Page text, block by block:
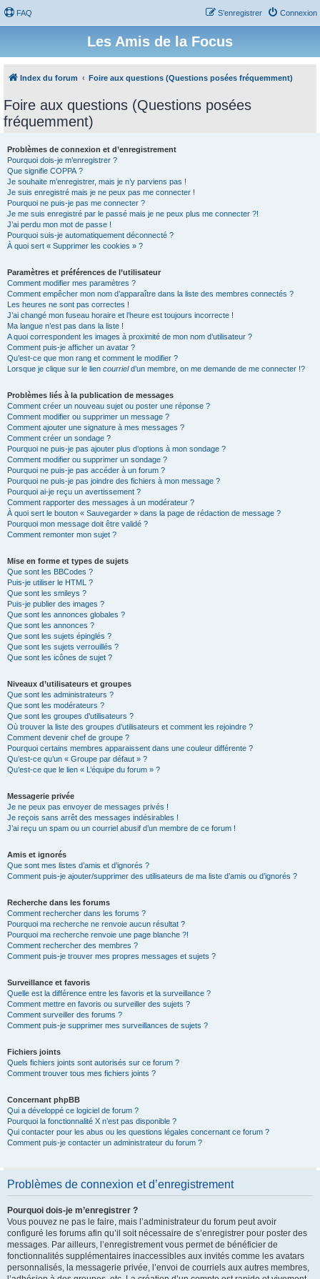
FAQ Connexion
S’enregistrer
Les Amis de la Focus
Index du forum Foire aux questions (Questions posées fréquemment)
Foire aux questions (Questions posées
fréquemment)
Problèmes de connexion et d’enregistrement
Pourquoi dois-je m’enregistrer ?
Que signifie COPPA ?
Je souhaite m’enregistrer, mais je n’y parviens pas !
Je suis enregistré mais je ne peux pas me connecter !
Pourquoi ne puis-je pas me connecter ?
Je me suis enregistré par le passé mais je ne peux plus me connecter ?!
J’ai perdu mon mot de passe !
Pourquoi suis-je automatiquement déconnecté ?
À quoi sert « Supprimer les cookies » ?
Paramètres et préférences de l’utilisateur
Comment modifier mes paramètres ?
Comment empêcher mon nom d’apparaître dans la liste des membres connectés ?
Les heures ne sont pas correctes !
J’ai changé mon fuseau horaire et l’heure est toujours incorrecte !
Ma langue n’est pas dans la liste !
A quoi correspondent les images à proximité de mon nom d’utilisateur ?
Comment puis-je afficher un avatar ?
Qu’est-ce que mon rang et comment le modifier ?
Lorsque je clique sur le lien courrield’un membre, on me demande de me connecter !?
Problèmes liés à la publication de messages
Comment créer un nouveau sujet ou poster une réponse ?
Comment modifier ou supprimer un message ?
Comment ajouter une signature à mes messages ?
Comment créer un sondage ?
Pourquoi ne puis-je pas ajouter plus d’options à mon sondage ?
Comment modifier ou supprimer un sondage ?
Pourquoi ne puis-je pas accéder à un forum ?
Pourquoi ne puis-je pas joindre des fichiers à mon message ?
Pourquoi ai-je reçu un avertissement ?
Comment rapporter des messages à un modérateur ?
À quoi sert le bouton « Sauvegarder » dans la page de rédaction de message ?
Pourquoi mon message doit être validé ?
Comment remonter mon sujet ?
Mise en forme et types de sujets
Que sont les BBCodes ?
Puis-je utiliser le HTML ?
Que sont les smileys ?
Puis-je publier des images ?
Que sont les annonces globales ?
Que sont les annonces ?
Que sont les sujets épinglés ?
Que sont les sujets verrouillés ?
Que sont les icônes de sujet ?
Niveaux d’utilisateurs et groupes
Que sont les administrateurs ?
Que sont les modérateurs ?
Que sont les groupes d’utilisateurs ?
Où trouver la liste des groupes d’utilisateurs et comment les rejoindre ?
Comment devenir chef de groupe ?
Pourquoi certains membres apparaissent dans une couleur différente ?
Qu’est-ce qu’un « Groupe par défaut » ?
Qu’est-ce que le lien « L’équipe du forum » ?
Messagerie privée
Je ne peux pas envoyer de messages privés !
Je reçois sans arrêt des messages indésirables !
J’ai reçu un spam ou un courriel abusif d’un membre de ce forum !
Amis et ignorés
Que sont mes listes d’amis et d’ignorés ?
Comment puis-je ajouter/supprimer des utilisateurs de ma liste d’amis ou d’ignorés ?
Recherche dans les forums
Comment rechercher dans les forums ?
Pourquoi ma recherche ne renvoie aucun résultat ?
Pourquoi ma recherche renvoie une page blanche ?!
Comment rechercher des membres ?
Comment puis-je trouver mes propres messages et sujets ?
Surveillance et favoris
Quelle est la différence entre les favoris et la surveillance ?
Comment mettre en favoris ou surveiller des sujets ?
Comment surveiller des forums ?
Comment puis-je supprimer mes surveillances de sujets ?
Fichiers joints
Quels fichiers joints sont autorisés sur ce forum ?
Comment trouver tous mes fichiers joints ?
Concernant phpBB
Qui a développé ce logiciel de forum ?
Pourquoi la fonctionnalité X n’est pas disponible ?
Qui contacter pour les abus ou les questions légales concernant ce forum ?
Comment puis-je contacter un administrateur du forum ?
Problèmes de connexion et d’enregistrement
Pourquoi dois-je m’enregistrer ?
Vous pouvez ne pas le faire, mais l’administrateur du forum peut avoir
configuré les forums afin qu’il soit nécessaire de s’enregistrer pour poster des
messages. Par ailleurs, l’enregistrement vous permet de bénéficier de
fonctionnalités supplémentaires inaccessibles aux invités comme les avatars
personnalisés, la messagerie privée, l’envoi de courriels aux autres membres,